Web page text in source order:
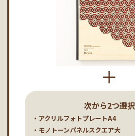
次から2つ選択
・アクリルフォトプレートA4
・モノトーンパネルスクエア大